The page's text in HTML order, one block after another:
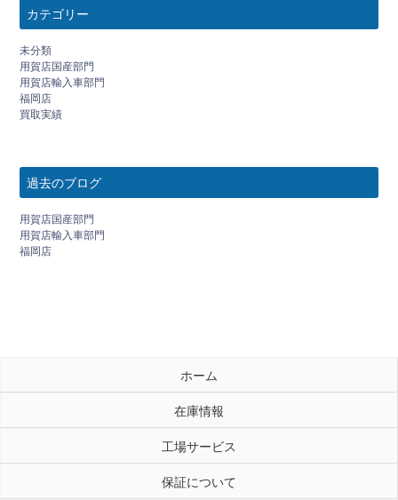
カテゴリー
未分類
用賀店国産部門
用賀店輸入車部門
福岡店
買取実績
過去のブログ
用賀店国産部門
用賀店輸入車部門
福岡店
ホーム
在庫情報
工場サービス
保証について